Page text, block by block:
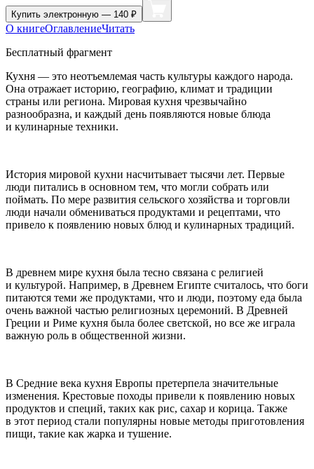
Купить электронную — 140 ₽
О книгеОглавлениеЧитать
Бесплатный фрагмент
Кухня — это неотъемлемая часть культуры каждого народа.
Она отражает историю, географию, климат и традиции
страны или региона. Мировая кухня чрезвычайно
разнообразна, и каждый день появляются новые блюда
и кулинарные техники.
История мировой кухни насчитывает тысячи лет. Первые
люди питались в основном тем, что могли собрать или
поймать. По мере развития сельского хозяйства и торговли
люди начали обмениваться продуктами и рецептами, что
привело к появлению новых блюд и кулинарных традиций.
В древнем мире кухня была тесно связана с религией
и культурой. Например, в Древнем Египте считалось, что боги
питаются теми же продуктами, что и люди, поэтому еда была
очень важной частью религиозных церемоний. В Древней
Греции и Риме кухня была более светской, но все же играла
важную роль в общественной жизни.
В Средние века кухня Европы претерпела значительные
изменения. Крестовые походы привели к появлению новых
продуктов и специй, таких как рис, сахар и корица. Также
в этот период стали популярны новые методы приготовления
пищи, такие как жарка и тушение.